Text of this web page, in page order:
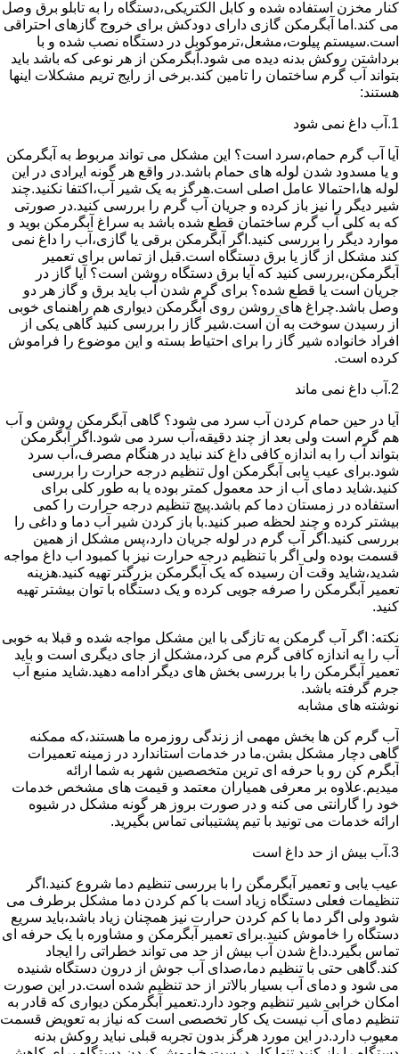
کنار مخزن استفاده شده و کابل الکتریکی،دستگاه را به تابلو برق وصل
می کند.اما آبگرمکن گازی دارای دودکش برای خروج گازهای احتراقی
است.سیستم پیلوت،مشعل،ترموکوبل در دستگاه نصب شده و با
برداشتن روکش بدنه دیده می شود.آبگرمکن از هر نوعی که باشد باید
بتواند آب گرم ساختمان را تامین کند.برخی از رایج تریم مشکلات اینها
هستند:
1.آب داغ نمی شود
آیا آب گرم حمام،سرد است؟ این مشکل می تواند مربوط به آبگرمکن
و یا مسدود شدن لوله های حمام باشد.در واقع هر گونه ایرادی در این
لوله ها،احتمالا عامل اصلی است.هرگز به یک شیر آب،اکتفا نکنید.چند
شیر دیگر را نیز باز کرده و جریان آب گرم را بررسی کنید.در صورتی
که به کلی آب گرم ساختمان قطع شده باشد به سراغ آبگرمکن بوید و
موارد دیگر را بررسی کنید.اگر آبگرمکن برقی یا گازی،آب را داغ نمی
کند مشکل از گاز یا برق دستگاه است.قبل از تماس برای تعمیر
آبگرمکن،بررسی کنید که آیا برق دستگاه روشن است؟ آیا گاز در
جریان است یا قطع شده؟ برای گرم شدن آب باید برق و گاز هر دو
وصل باشد.چراغ های روشن روی آبگرمکن دیواری هم راهنمای خوبی
از رسیدن سوخت به آن است.شیر گاز را بررسی کنید گاهی یکی از
افراد خانواده شیر گاز را برای احتیاط بسته و این موضوع را فراموش
کرده است.
2.آب داغ نمی ماند
آیا در حین حمام کردن آب سرد می شود؟ گاهی آبگرمکن روشن و آب
هم گرم است ولی بعد از چند دقیقه،آب سرد می شود.اگر آبگرمکن
بتواند آب را به اندازه کافی داغ کند نباید در هنگام مصرف،آب سرد
شود.برای عیب یابی آبگرمکن اول تنظیم درجه حرارت را بررسی
کنید.شاید دمای آب از حد معمول کمتر بوده یا به طور کلی برای
استفاده در زمستان دما کم باشد.پیچ تنظیم درجه حرارت را کمی
بیشتر کرده و چند لحظه صبر کنید.با باز کردن شیر آب دما و داغی را
بررسی کنید.اگر آب گرم در لوله جریان دارد،پس مشکل از همین
قسمت بوده ولی اگر با تنظیم درجه حرارت نیز با کمبود اب داغ مواجه
شدید،شاید وقت آن رسیده که یک آبگرمکن بزرگتر تهیه کنید.هزینه
تعمیر آبگرمکن را صرفه جویی کرده و یک دستگاه با توان بیشتر تهیه
کنید.
نکته: اگر آب گرمکن به تازگی با این مشکل مواجه شده و قبلا به خوبی
آب را به اندازه کافی گرم می کرد،مشکل از جای دیگری است و باید
تعمیر آبگرمکن را با بررسی بخش های دیگر ادامه دهید.شاید منبع آب
جرم گرفته باشد.
نوشته های مشابه
آب گرم کن ها بخش مهمی از زندگی روزمره ما هستند،که ممکنه
گاهی دچار مشکل بشن.ما در خدمات استاندارد در زمینه تعمیرات
آبگرم کن رو با حرفه ای ترین متخصصین شهر به شما ارائه
میدیم.علاوه بر معرفی همیاران معتمد و قیمت های مشخص خدمات
خود را گارانتی می کنه و در صورت بروز هر گونه مشکل در شیوه
ارائه خدمات می تونید با تیم پشتیبانی تماس بگیرید.
3.آب بیش از حد داغ است
عیب یابی و تعمیر آبگرمگن را با بررسی تنظیم دما شروع کنید.اگر
تنظیمات فعلی دستگاه زیاد است با کم کردن دما مشکل برطرف می
شود ولی اگر دما با کم کردن حرارت نیز همچنان زیاد باشد،باید سریع
دستگاه را خاموش کنید.برای تعمیر آبگرمکن و مشاوره با یک حرفه ای
تماس بگیرد.داغ شدن آب بیش از حد می تواند خطراتی را ایجاد
کند.گاهی حتی با تنظیم دما،صدای آب جوش از درون دستگاه شنیده
می شود و دمای آب بسیار بالاتر از حد تنظیم شده است.در این صورت
امکان خرابی شیر تنظیم وجود دارد.تعمیر آبگرمکن دیواری که قادر به
تنظیم دمای آب نیست یک کار تخصصی است که نیاز به تعویض قسمت
معیوب دارد.در این مورد هرگز بدون تجربه قبلی نباید روکش بدنه